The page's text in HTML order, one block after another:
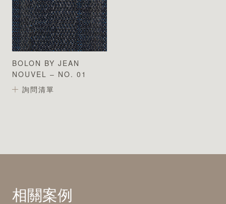
BOLON BY JEAN
NOUVEL – NO. 01
詢問清單
相關案例